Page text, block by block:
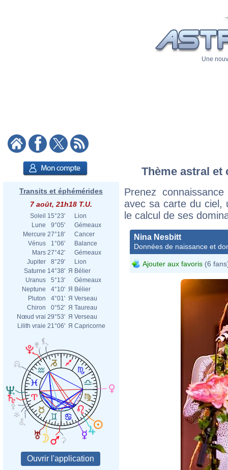
Une
Transits et éphémérides
7 août, 21h18 T.U.
Soleil 15°23'
Lion
Lune
9°05'
Gémeaux
Mercure 27°18'
Cancer
Vénus
1°06'
Balance
Mars 27°42'
Gémeaux
Jupiter
8°29'
Lion
Saturne 14°38' Я Bélier
Uranus
5°13'
Gémeaux
Neptune
4°10' Я Bélier
Pluton
4°01' Я Verseau
Chiron
0°52' Я Taureau
Nœud vrai 29°53' Я Verseau
Lilith vraie 21°06' Я Capricorne
Thème astral et
Prenez
avec sa carte du ciel,
le calcul de ses
Nina Nesbitt
Données de naissance et
Ajouter aux favoris (6